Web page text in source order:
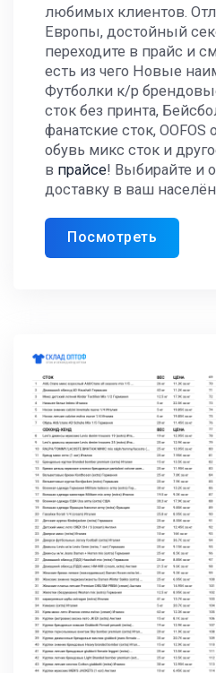
любимых клиентов.
Европы, достойный
переходите в прайс и
есть из чего Новые
Футболки к/р
сток без принта,
фанатские сток, OOFOS
обувь микс сток и
в прайсе! Выбирайте и
доставку в ваш
Посмотреть